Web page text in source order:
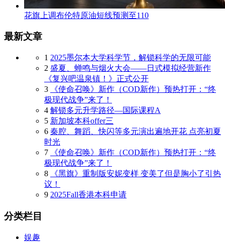
花旗上调布伦特原油短线预测至110
最新文章
1 2025墨尔本大学科学节，解锁科学的无限可能
2 盛夏、蝉鸣与烟火大会——日式模拟经营新作
《复兴吧温泉镇！》正式公开
3
《使命召唤》新作（COD新作）预热打开：“终
极现代战争”来了！
4 解锁多元升学路径—国际课程A
5 新加坡本科offer三
6 秦腔、舞蹈、快闪等多元演出遍地开花 点亮初夏
时光
7
《使命召唤》新作（COD新作）预热打开：“终
极现代战争”来了！
8
《黑旗》重制版安妮变样 变美了但是胸小了引热
议！
9 2025Fall香港本科申请
分类栏目
娱趣